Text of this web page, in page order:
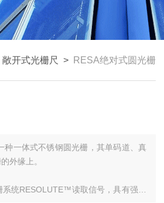
敞开式光栅尺 > RESA绝对式圆光栅
种一体式不锈钢圆光栅，其单码道、真
外缘上。
统RESOLUTE™读取信号，具有强的